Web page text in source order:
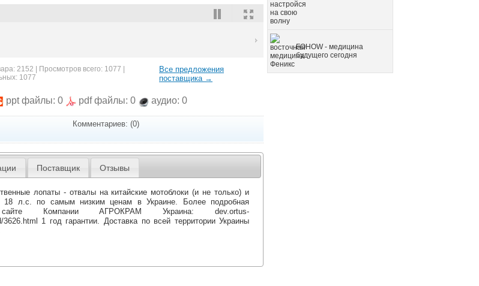
2152 | Просмотров всего: 1077 |
1077
Все предложения
поставщика →
ppt файлы: 0 pdf файлы: 0 аудио: 0
Комментариев: (0)
Поставщик Отзывы
лопаты - отвалы на китайские мотоблоки (и не только) и
18 л.с. по самым низким ценам в Украине. Более подробная
Компании АГРОКРАМ Украина: dev.ortus-
3626.html 1 год гарантии. Доставка по всей территории Украины
FOHOW - медицина
будущего сегодня